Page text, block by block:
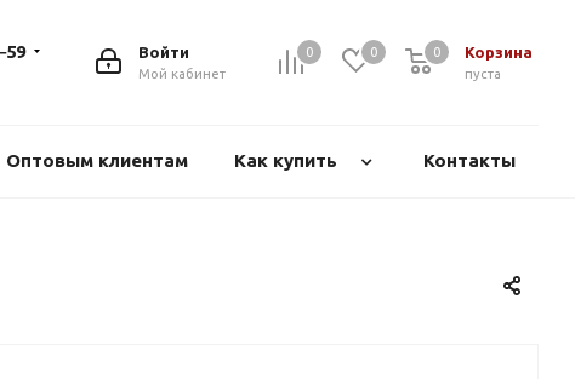
0 0 Корзина
пуста
0
Войти
Мой кабинет
Оптовым клиентам Как купить Контакты